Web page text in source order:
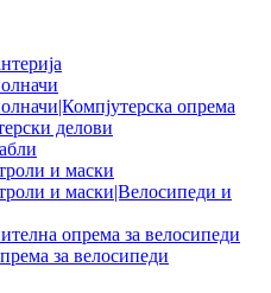
опрема
делови
и маски
и маски|Велосипеди и
опрема за велосипеди
за велосипеди